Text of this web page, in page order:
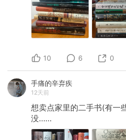
10 6 0
手痛的辛弃疾
12天前
想卖点家里的二手书(有一
没……